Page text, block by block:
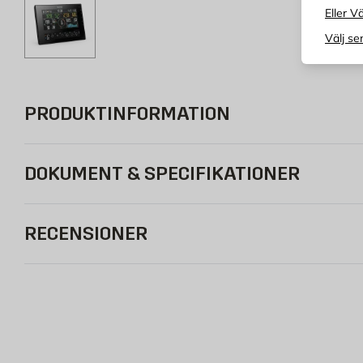
Eller
Välj
PRODUKTINFORMATION
DOKUMENT & SPECIFIKATIONER
RECENSIONER